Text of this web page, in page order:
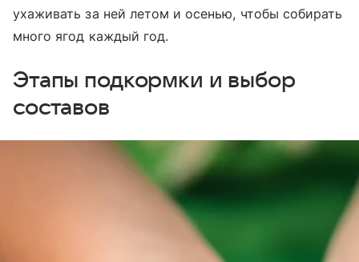
ухаживать за ней летом и осенью, чтобы собирать
много ягод каждый год.
Этапы подкормки и выбор
составов